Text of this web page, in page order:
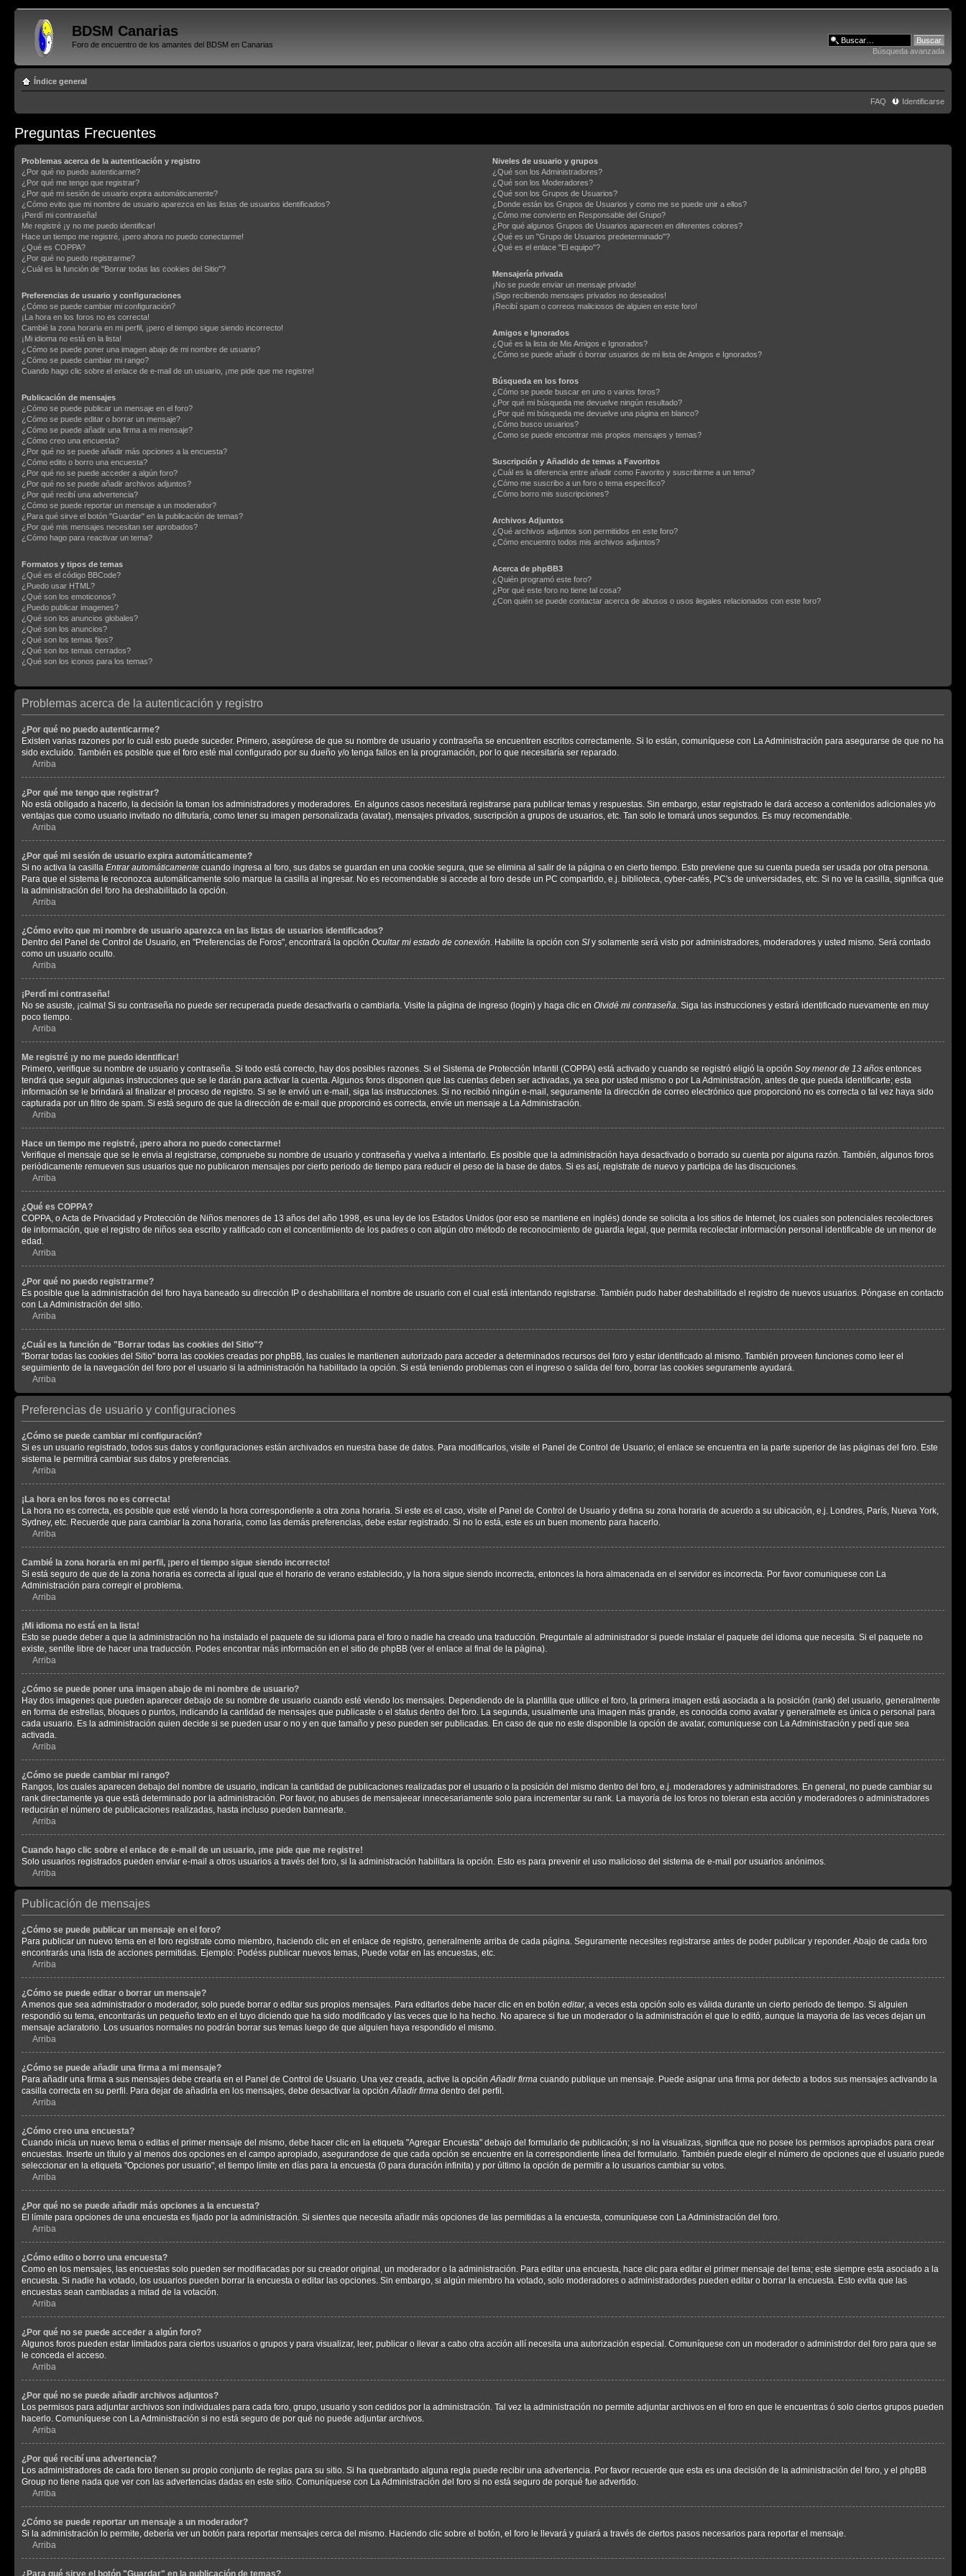
BDSM Canarias
Foro de encuentro de los amantes del BDSM en Canarias
Búsqueda avanzada
Índice general
FAQ Identificarse
Preguntas Frecuentes
Problemas acerca de la autenticación y registro
¿Por qué no puedo autenticarme?
¿Por qué me tengo que registrar?
¿Por qué mi sesión de usuario expira automáticamente?
¿Cómo evito que mi nombre de usuario aparezca en las listas de usuarios identificados?
¡Perdí mi contraseña!
Me registré ¡y no me puedo identificar!
Hace un tiempo me registré, ¡pero ahora no puedo conectarme!
¿Qué es COPPA?
¿Por qué no puedo registrarme?
¿Cuál es la función de "Borrar todas las cookies del Sitio"?
Preferencias de usuario y configuraciones
¿Cómo se puede cambiar mi configuración?
¡La hora en los foros no es correcta!
Cambié la zona horaria en mi perfil, ¡pero el tiempo sigue siendo incorrecto!
¡Mi idioma no está en la lista!
¿Cómo se puede poner una imagen abajo de mi nombre de usuario?
¿Cómo se puede cambiar mi rango?
Cuando hago clic sobre el enlace de e-mail de un usuario, ¡me pide que me registre!
Publicación de mensajes
¿Cómo se puede publicar un mensaje en el foro?
¿Cómo se puede editar o borrar un mensaje?
¿Cómo se puede añadir una firma a mi mensaje?
¿Cómo creo una encuesta?
¿Por qué no se puede añadir más opciones a la encuesta?
¿Cómo edito o borro una encuesta?
¿Por qué no se puede acceder a algún foro?
¿Por qué no se puede añadir archivos adjuntos?
¿Por qué recibí una advertencia?
¿Cómo se puede reportar un mensaje a un moderador?
¿Para qué sirve el botón "Guardar" en la publicación de temas?
¿Por qué mis mensajes necesitan ser aprobados?
¿Cómo hago para reactivar un tema?
Formatos y tipos de temas
¿Qué es el código BBCode?
¿Puedo usar HTML?
¿Qué son los emoticonos?
¿Puedo publicar imagenes?
¿Qué son los anuncios globales?
¿Qué son los anuncios?
¿Qué son los temas fijos?
¿Qué son los temas cerrados?
¿Qué son los iconos para los temas?
Niveles de usuario y grupos
¿Qué son los Administradores?
¿Qué son los Moderadores?
¿Qué son los Grupos de Usuarios?
¿Donde están los Grupos de Usuarios y como me se puede unir a ellos?
¿Cómo me convierto en Responsable del Grupo?
¿Por qué algunos Grupos de Usuarios aparecen en diferentes colores?
¿Qué es un "Grupo de Usuarios predeterminado"?
¿Qué es el enlace "El equipo"?
Mensajería privada
¡No se puede enviar un mensaje privado!
¡Sigo recibiendo mensajes privados no deseados!
¡Recibí spam o correos maliciosos de alguien en este foro!
Amigos e Ignorados
¿Qué es la lista de Mis Amigos e Ignorados?
¿Cómo se puede añadir ó borrar usuarios de mi lista de Amigos e Ignorados?
Búsqueda en los foros
¿Cómo se puede buscar en uno o varios foros?
¿Por qué mi búsqueda me devuelve ningún resultado?
¿Por qué mi búsqueda me devuelve una página en blanco?
¿Cómo busco usuarios?
¿Como se puede encontrar mis propios mensajes y temas?
Suscripción y Añadido de temas a Favoritos
¿Cuál es la diferencia entre añadir como Favorito y suscribirme a un tema?
¿Cómo me suscribo a un foro o tema específico?
¿Cómo borro mis suscripciones?
Archivos Adjuntos
¿Qué archivos adjuntos son permitidos en este foro?
¿Cómo encuentro todos mis archivos adjuntos?
Acerca de phpBB3
¿Quién programó este foro?
¿Por qué este foro no tiene tal cosa?
¿Con quién se puede contactar acerca de abusos o usos ilegales relacionados con este foro?
Problemas acerca de la autenticación y registro
¿Por qué no puedo autenticarme?
Existen varias razones por lo cuál esto puede suceder. Primero, asegúrese de que su nombre de usuario y contraseña se encuentren escritos correctamente. Si lo están, comuníquese con La Administración para asegurarse de que no ha
sido excluído. También es posible que el foro esté mal configurado por su dueño y/o tenga fallos en la programación, por lo que necesitaría ser reparado.
Arriba
¿Por qué me tengo que registrar?
No está obligado a hacerlo, la decisión la toman los administradores y moderadores. En algunos casos necesitará registrarse para publicar temas y respuestas. Sin embargo, estar registrado le dará acceso a contenidos adicionales y/o
ventajas que como usuario invitado no difrutaría, como tener su imagen personalizada (avatar), mensajes privados, suscripción a grupos de usuarios, etc. Tan solo le tomará unos segundos. Es muy recomendable.
Arriba
¿Por qué mi sesión de usuario expira automáticamente?
Si no activa la casilla Entrar automáticamente cuando ingresa al foro, sus datos se guardan en una cookie segura, que se elimina al salir de la página o en cierto tiempo. Esto previene que su cuenta pueda ser usada por otra persona.
Para que el sistema le reconozca automáticamente solo marque la casilla al ingresar. No es recomendable si accede al foro desde un PC compartido, e.j. biblioteca, cyber-cafés, PC's de universidades, etc. Si no ve la casilla, significa que
la administración del foro ha deshabilitado la opción.
Arriba
¿Cómo evito que mi nombre de usuario aparezca en las listas de usuarios identificados?
Dentro del Panel de Control de Usuario, en "Preferencias de Foros", encontrará la opción Ocultar mi estado de conexión . Habilite la opción con SI y solamente será visto por administradores, moderadores y usted mismo. Será contado
como un usuario oculto.
Arriba
¡Perdí mi contraseña!
No se asuste, ¡calma! Si su contraseña no puede ser recuperada puede desactivarla o cambiarla. Visite la página de ingreso (login) y haga clic en Olvidé mi contraseña . Siga las instrucciones y estará identificado nuevamente en muy
poco tiempo.
Arriba
Me registré ¡y no me puedo identificar!
Primero, verifique su nombre de usuario y contraseña. Si todo está correcto, hay dos posibles razones. Si el Sistema de Protección Infantil (COPPA) está activado y cuando se registró eligió la opción Soy menor de 13 años entonces
tendrá que seguir algunas instrucciones que se le darán para activar la cuenta. Algunos foros disponen que las cuentas deben ser activadas, ya sea por usted mismo o por La Administración, antes de que pueda identificarte; esta
información se le brindará al finalizar el proceso de registro. Si se le envió un e-mail, siga las instrucciones. Si no recibió ningún e-mail, seguramente la dirección de correo electrónico que proporcionó no es correcta o tal vez haya sido
capturada por un filtro de spam. Si está seguro de que la dirección de e-mail que proporcinó es correcta, envíe un mensaje a La Administración.
Arriba
Hace un tiempo me registré, ¡pero ahora no puedo conectarme!
Verifique el mensaje que se le envia al registrarse, compruebe su nombre de usuario y contraseña y vuelva a intentarlo. Es posible que la administración haya desactivado o borrado su cuenta por alguna razón. También, algunos foros
periódicamente remueven sus usuarios que no publicaron mensajes por cierto periodo de tiempo para reducir el peso de la base de datos. Si es así, registrate de nuevo y participa de las discuciones.
Arriba
¿Qué es COPPA?
COPPA, o Acta de Privacidad y Protección de Niños menores de 13 años del año 1998, es una ley de los Estados Unidos (por eso se mantiene en inglés) donde se solicita a los sitios de Internet, los cuales son potenciales recolectores
de información, que el registro de niños sea escrito y ratificado con el concentimiento de los padres o con algún otro método de reconocimiento de guardia legal, que permita recolectar información personal identificable de un menor de
edad.
Arriba
¿Por qué no puedo registrarme?
Es posible que la administración del foro haya baneado su dirección IP o deshabilitara el nombre de usuario con el cual está intentando registrarse. También pudo haber deshabilitado el registro de nuevos usuarios. Póngase en contacto
con La Administración del sitio.
Arriba
¿Cuál es la función de "Borrar todas las cookies del Sitio"?
"Borrar todas las cookies del Sitio" borra las cookies creadas por phpBB, las cuales le mantienen autorizado para acceder a determinados recursos del foro y estar identificado al mismo. También proveen funciones como leer el
seguimiento de la navegación del foro por el usuario si la administración ha habilitado la opción. Si está teniendo problemas con el ingreso o salida del foro, borrar las cookies seguramente ayudará.
Arriba
Preferencias de usuario y configuraciones
¿Cómo se puede cambiar mi configuración?
Si es un usuario registrado, todos sus datos y configuraciones están archivados en nuestra base de datos. Para modificarlos, visite el Panel de Control de Usuario; el enlace se encuentra en la parte superior de las páginas del foro. Este
sistema le permitirá cambiar sus datos y preferencias.
Arriba
¡La hora en los foros no es correcta!
La hora no es correcta, es posible que esté viendo la hora correspondiente a otra zona horaria. Si este es el caso, visite el Panel de Control de Usuario y defina su zona horaria de acuerdo a su ubicación, e.j. Londres, París, Nueva York,
Sydney, etc. Recuerde que para cambiar la zona horaria, como las demás preferencias, debe estar registrado. Si no lo está, este es un buen momento para hacerlo.
Arriba
Cambié la zona horaria en mi perfil, ¡pero el tiempo sigue siendo incorrecto!
Si está seguro de que de la zona horaria es correcta al igual que el horario de verano establecido, y la hora sigue siendo incorrecta, entonces la hora almacenada en el servidor es incorrecta. Por favor comuniquese con La
Administración para corregir el problema.
Arriba
¡Mi idioma no está en la lista!
Esto se puede deber a que la administración no ha instalado el paquete de su idioma para el foro o nadie ha creado una traducción. Preguntale al administrador si puede instalar el paquete del idioma que necesita. Si el paquete no
existe, sentíte libre de hacer una traducción. Podes encontrar más información en el sitio de phpBB (ver el enlace al final de la página).
Arriba
¿Cómo se puede poner una imagen abajo de mi nombre de usuario?
Hay dos imagenes que pueden aparecer debajo de su nombre de usuario cuando esté viendo los mensajes. Dependiendo de la plantilla que utilice el foro, la primera imagen está asociada a la posición (rank) del usuario, generalmente
en forma de estrellas, bloques o puntos, indicando la cantidad de mensajes que publicaste o el status dentro del foro. La segunda, usualmente una imagen más grande, es conocida como avatar y generalmete es única o personal para
cada usuario. Es la administración quien decide si se pueden usar o no y en que tamaño y peso pueden ser publicadas. En caso de que no este disponible la opción de avatar, comuniquese con La Administración y pedí que sea
activada.
Arriba
¿Cómo se puede cambiar mi rango?
Rangos, los cuales aparecen debajo del nombre de usuario, indican la cantidad de publicaciones realizadas por el usuario o la posición del mismo dentro del foro, e.j. moderadores y administradores. En general, no puede cambiar su
rank directamente ya que está determinado por la administración. Por favor, no abuses de mensajeear innecesariamente solo para incrementar su rank. La mayoría de los foros no toleran esta acción y moderadores o administradores
reducirán el número de publicaciones realizadas, hasta incluso pueden bannearte.
Arriba
Cuando hago clic sobre el enlace de e-mail de un usuario, ¡me pide que me registre!
Solo usuarios registrados pueden enviar e-mail a otros usuarios a través del foro, si la administración habilitara la opción. Esto es para prevenir el uso malicioso del sistema de e-mail por usuarios anónimos.
Arriba
Publicación de mensajes
¿Cómo se puede publicar un mensaje en el foro?
Para publicar un nuevo tema en el foro registrate como miembro, haciendo clic en el enlace de registro, generalmente arriba de cada página. Seguramente necesites registrarse antes de poder publicar y reponder. Abajo de cada foro
encontrarás una lista de acciones permitidas. Ejemplo: Podéss publicar nuevos temas, Puede votar en las encuestas, etc.
Arriba
¿Cómo se puede editar o borrar un mensaje?
A menos que sea administrador o moderador, solo puede borrar o editar sus propios mensajes. Para editarlos debe hacer clic en en botón editar, a veces esta opción solo es válida durante un cierto periodo de tiempo. Si alguien
respondió su tema, encontrarás un pequeño texto en el tuyo diciendo que ha sido modificado y las veces que lo ha hecho. No aparece si fue un moderador o la administración el que lo editó, aunque la mayoria de las veces dejan un
mensaje aclaratorio. Los usuarios normales no podrán borrar sus temas luego de que alguien haya respondido el mismo.
Arriba
¿Cómo se puede añadir una firma a mi mensaje?
Para añadir una firma a sus mensajes debe crearla en el Panel de Control de Usuario. Una vez creada, active la opción Añadir firma cuando publique un mensaje. Puede asignar una firma por defecto a todos sus mensajes activando la
casilla correcta en su perfil. Para dejar de añadirla en los mensajes, debe desactivar la opción Añadir firma dentro del perfil.
Arriba
¿Cómo creo una encuesta?
Cuando inicia un nuevo tema o editas el primer mensaje del mismo, debe hacer clic en la etiqueta "Agregar Encuesta" debajo del formulario de publicación; si no la visualizas, significa que no posee los permisos apropiados para crear
encuestas. Inserte un título y al menos dos opciones en el campo apropiado, asegurandose de que cada opción se encuentre en la correspondiente línea del formulario. También puede elegir el número de opciones que el usuario puede
seleccionar en la etiqueta "Opciones por usuario", el tiempo límite en días para la encuesta (0 para duración infinita) y por último la opción de permitir a lo usuarios cambiar su votos.
Arriba
¿Por qué no se puede añadir más opciones a la encuesta?
El límite para opciones de una encuesta es fijado por la administración. Si sientes que necesita añadir más opciones de las permitidas a la encuesta, comuníquese con La Administración del foro.
Arriba
¿Cómo edito o borro una encuesta?
Como en los mensajes, las encuestas solo pueden ser modifiacadas por su creador original, un moderador o la administración. Para editar una encuesta, hace clic para editar el primer mensaje del tema; este siempre esta asociado a la
encuesta. Si nadie ha votado, los usuarios pueden borrar la encuesta o editar las opciones. Sin embargo, si algún miembro ha votado, solo moderadores o administradordes pueden editar o borrar la encuesta. Esto evita que las
encuestas sean cambiadas a mitad de la votación.
Arriba
¿Por qué no se puede acceder a algún foro?
Algunos foros pueden estar limitados para ciertos usuarios o grupos y para visualizar, leer, publicar o llevar a cabo otra acción allí necesita una autorización especial. Comuníquese con un moderador o administrdor del foro para que se
le conceda el acceso.
Arriba
¿Por qué no se puede añadir archivos adjuntos?
Los permisos para adjuntar archivos son individuales para cada foro, grupo, usuario y son cedidos por la administración. Tal vez la administración no permite adjuntar archivos en el foro en que le encuentras ó solo ciertos grupos pueden
hacerlo. Comuníquese con La Administración si no está seguro de por qué no puede adjuntar archivos.
Arriba
¿Por qué recibí una advertencia?
Los administradores de cada foro tienen su propio conjunto de reglas para su sitio. Si ha quebrantado alguna regla puede recibir una advertencia. Por favor recuerde que esta es una decisión de la administración del foro, y el phpBB
Group no tiene nada que ver con las advertencias dadas en este sitio. Comuníquese con La Administración del foro si no está seguro de porqué fue advertido.
Arriba
¿Cómo se puede reportar un mensaje a un moderador?
Si la administración lo permite, debería ver un botón para reportar mensajes cerca del mismo. Haciendo clic sobre el botón, el foro le llevará y guiará a través de ciertos pasos necesarios para reportar el mensaje.
Arriba
¿Para qué sirve el botón "Guardar" en la publicación de temas?